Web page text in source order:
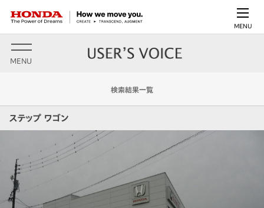
MENU
MENU
検索結果一覧
ステップ ワゴン